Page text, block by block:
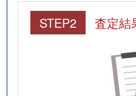
STEP2 査定結